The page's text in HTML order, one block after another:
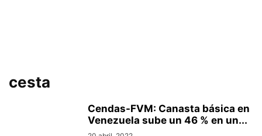
cesta
Cendas-FVM: Canasta básica en
Venezuela sube un 46 % en un...